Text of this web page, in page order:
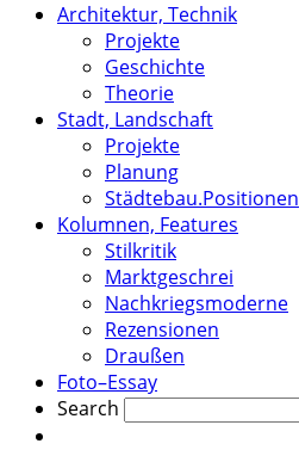
Architektur, Technik
Projekte
Geschichte
Theorie
Stadt, Landschaft
Projekte
Planung
Städtebau.Positionen
Kolumnen, Features
Stilkritik
Marktgeschrei
Nachkriegsmoderne
Rezensionen
Draußen
Foto–Essay
Search